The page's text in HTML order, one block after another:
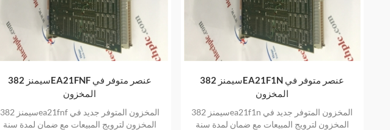
سيمنز 382EA21FNF عنصر متوفر في
المخزون
سيمنز 382ea21fnf المخزون المتوفر جديد في
المخزون لترويج المبيعات مع ضمان لمدة سنة
سيمنز 382EA21F1N عنصر متوفر في
المخزون
سيمنز 382ea21f1n المخزون المتوفر جديد في
المخزون لترويج المبيعات مع ضمان لمدة سنة